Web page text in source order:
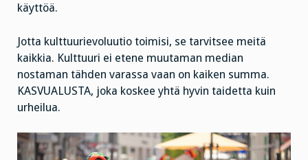
käyttöä.
Jotta kulttuurievoluutio toimisi, se tarvitsee meitä
kaikkia. Kulttuuri ei etene muutaman median
nostaman tähden varassa vaan on kaiken summa.
KASVUALUSTA, joka koskee yhtä hyvin taidetta kuin
urheilua.